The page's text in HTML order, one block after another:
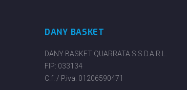
DANY BASKET
DANY BASKET QUARRATA S.S.D.A.R.L.
FIP: 033134
C.f. / P.iva: 01206590471